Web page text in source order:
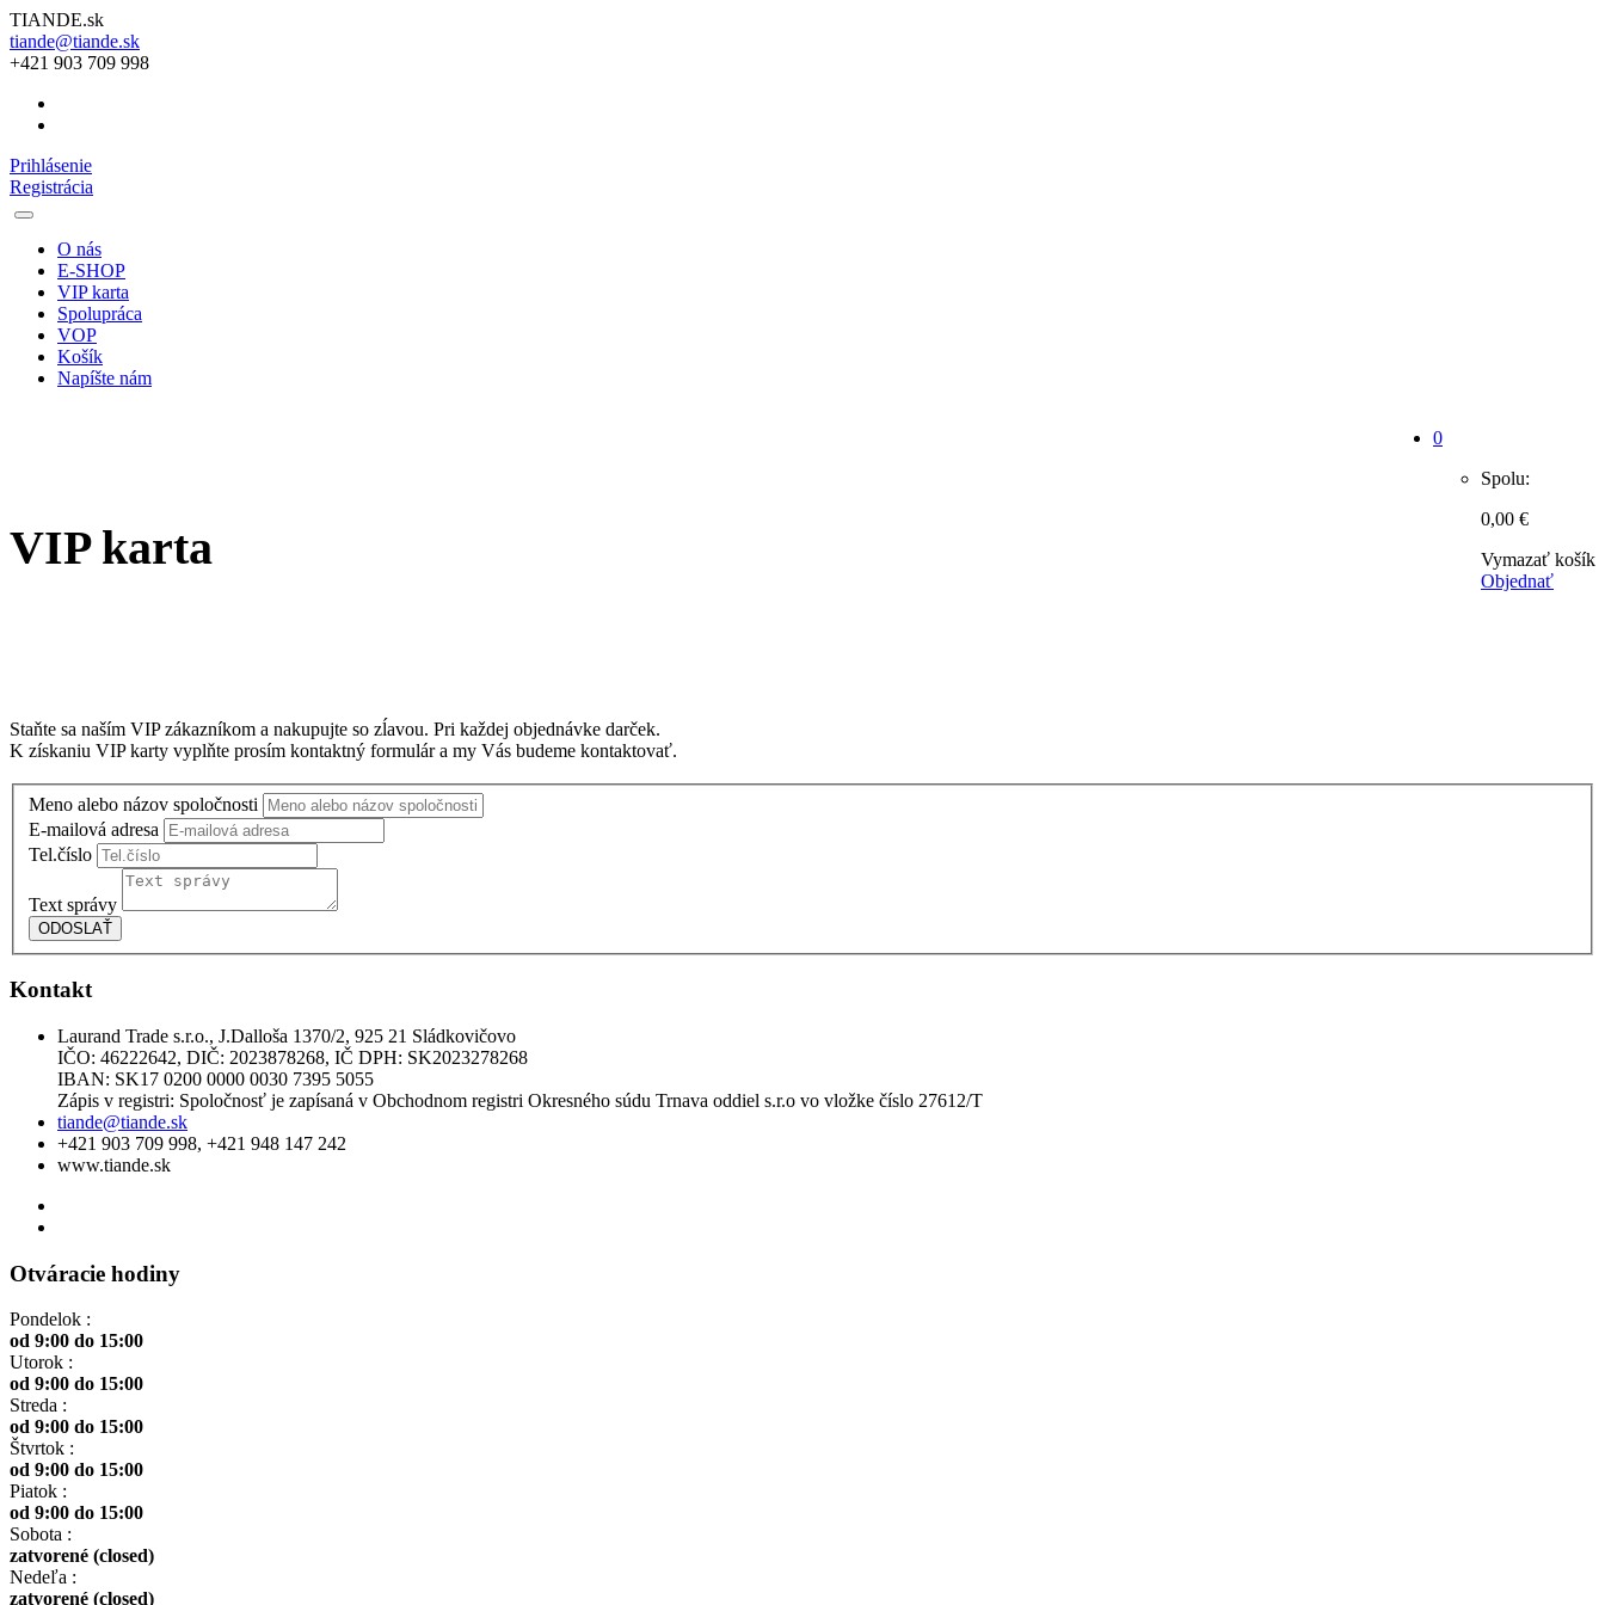
TIANDE.sk
tiande@tiande.sk
+421 903 709 998
Prihlásenie
Registrácia
O nás
E-SHOP
VIP karta
Spolupráca
VOP
Košík
Napíšte nám
0
Spolu:
0,00 €
Vymazať košík
Objednať
VIP karta
Staňte sa naším VIP zákazníkom a nakupujte so zĺavou. Pri každej objednávke darček.
K získaniu VIP karty vyplňte prosím kontaktný formulár a my Vás budeme kontaktovať.
Meno alebo názov spoločnosti
E-mailová adresa
Tel.číslo
Text správy
Kontakt
Laurand Trade s.r.o., J.Dalloša 1370/2, 925 21 Sládkovičovo
IČO: 46222642, DIČ: 2023878268, IČ DPH: SK2023278268
IBAN: SK17 0200 0000 0030 7395 5055
Zápis v registri: Spoločnosť je zapísaná v Obchodnom registri Okresného súdu Trnava oddiel s.r.o vo vložke číslo 27612/T
tiande@tiande.sk
+421 903 709 998, +421 948 147 242
www.tiande.sk
Otváracie hodiny
Pondelok :
od 9:00 do 15:00
Utorok :
od 9:00 do 15:00
Streda :
od 9:00 do 15:00
Štvrtok :
od 9:00 do 15:00
Piatok :
od 9:00 do 15:00
Sobota :
zatvorené (closed)
Nedeľa :
zatvorené (closed)